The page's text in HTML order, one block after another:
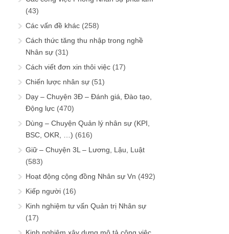
(43)
Các vấn đề khác (258)
Cách thức tăng thu nhập trong nghề
Nhân sự (31)
Cách viết đơn xin thôi việc (17)
Chiến lược nhân sự (51)
Dạy – Chuyện 3Đ – Đánh giá, Đào tạo,
Động lực (470)
Dùng – Chuyện Quản lý nhân sự (KPI,
BSC, OKR, …) (616)
Giữ – Chuyện 3L – Lương, Lậu, Luật
(583)
Hoạt động cộng đồng Nhân sự Vn (492)
Kiếp người (16)
Kinh nghiệm tư vấn Quản trị Nhân sự
(17)
Kinh nghiệm xây dựng mô tả công việc